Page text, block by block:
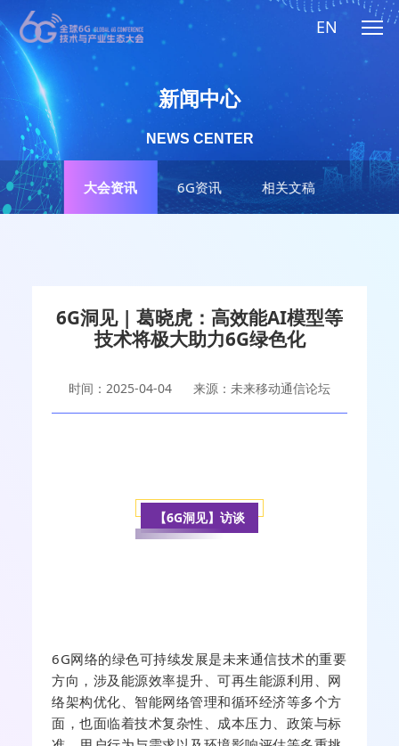
EN
大会资讯 6G资讯 相关文稿
新闻中心
NEWS CENTER
6G洞见 | 葛晓虎：高效能AI模型等
技术将极大助力6G绿色化
时间：2025-04-04 来源：未来移动通信论坛
【6G洞见】访谈
6G网络的绿色可持续发展是未来通信技术的重要
方向，涉及能源效率提升、可再生能源利用、网
络架构优化、智能网络管理和循环经济等多个方
面，也面临着技术复杂性、成本压力、政策与标